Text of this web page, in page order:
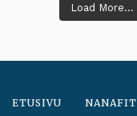
Load More...
ETUSIVU NANAFIT